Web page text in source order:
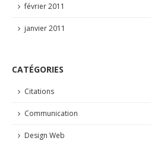
février 2011
janvier 2011
CATÉGORIES
Citations
Communication
Design Web